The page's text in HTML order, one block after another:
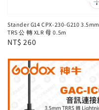
Stander G14 CPX-230-G210 3.5mm
TRS 公 轉 XLR 母 0.5m
Regular
NT$ 260